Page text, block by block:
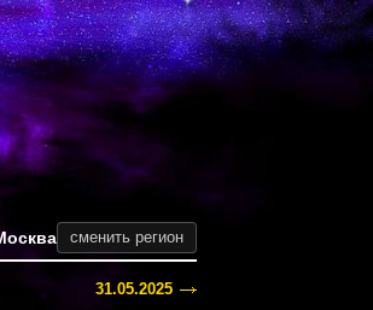
сменить регион
31.05.2025